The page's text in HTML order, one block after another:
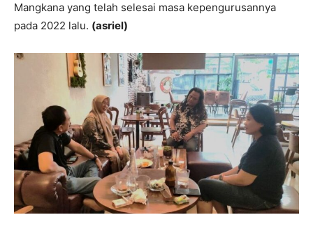
Mangkana yang telah selesai masa kepengurusannya
pada 2022 lalu. (asriel)